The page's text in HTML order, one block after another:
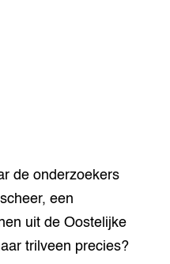
de onderzoekers
een
uit de Oostelijke
trilveen precies?